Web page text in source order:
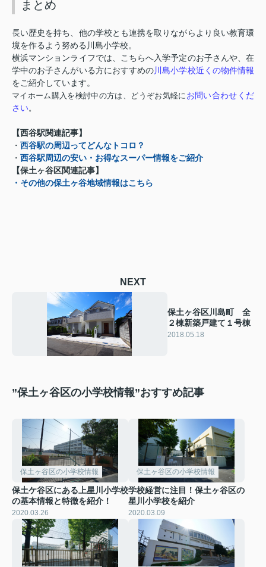
まとめ
長い歴史を持ち、他の学校とも連携を取りながらより良い教育環
境を作るよう努める川島小学校。
横浜マンションライフでは、こちらへ入学予定のお子さんや、在
学中のお子さんがいる方におすすめの 川島小学校近くの物件情報
をご紹介しています。
マイホーム購入を検討中の方は、どうぞお気軽に お問い合わせくだ
さい。
【西谷駅関連記事】
・ 西谷駅の周辺ってどんなトコロ？
・ 西谷駅周辺の安い・お得なスーパー情報をご紹介
【保土ヶ谷区関連記事】
・その他の保土ヶ谷地域情報はこちら
NEXT
保土ヶ谷区川島町 全
２棟新築戸建て１号棟
2018.05.18
”保土ヶ谷区の小学校情報”おすすめ記事
保土ヶ谷区の小学校情報
保土ケ谷区にある上星川小学校
の基本情報と特徴を紹介！
2020.03.26
保土ヶ谷区の小学校情報
学校経営に注目！保土ヶ谷区の
星川小学校を紹介
2020.03.09